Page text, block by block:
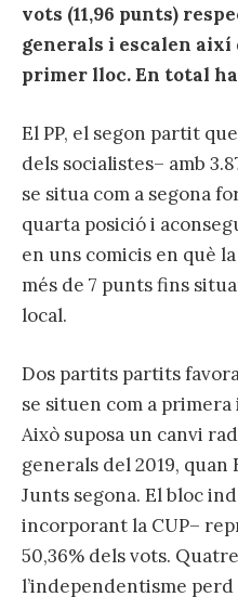
vots (11,96 punts)
generals i escalen
primer lloc. En total
El PP, el segon partit
dels socialistes– amb
se situa com a segona
quarta posició i
en uns comicis en què
més de 7 punts fins
local.
Dos partits partits
se situen com a
Això suposa un canvi
generals del 2019, quan
Junts segona. El bloc
incorporant la CUP–
50,36% dels vots.
l’independentisme perd